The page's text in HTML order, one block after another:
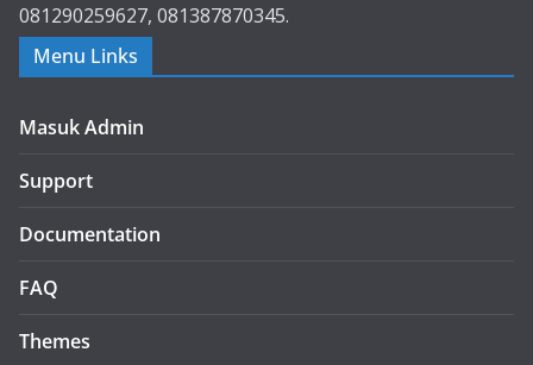
081290259627, 081387870345.
Menu Links
Masuk Admin
Support
Documentation
FAQ
Themes